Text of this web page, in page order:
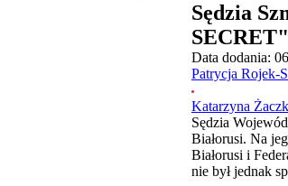
Sędzia
SECRET"
Data dodania:
Patrycja Rojek-
Katarzyna
Sędzia
Białorusi. Na
Białorusi i
nie był jednak